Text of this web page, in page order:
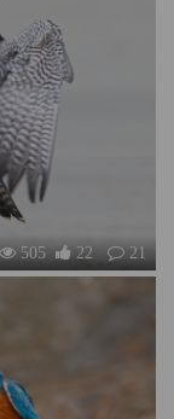
505 22 21